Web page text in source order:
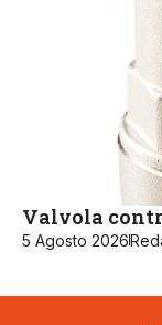
Valvola
5 Agosto 2026